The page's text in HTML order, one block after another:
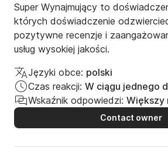
Super Wynajmujący to
których doświadczenie
pozytywne recenzje i
usług wysokiej jakości.
Języki obce: polski
Czas reakcji: W ciągu jednego
Wskaźnik odpowiedzi: Większy
Contact owner